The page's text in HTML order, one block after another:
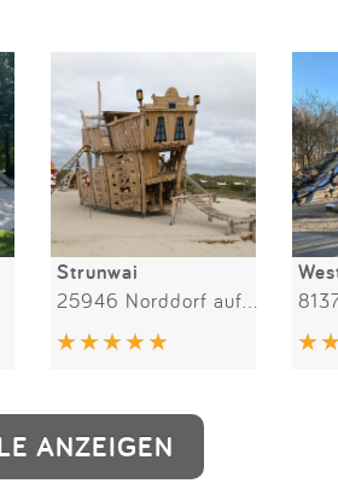
Strunwai
ANZEIGEN